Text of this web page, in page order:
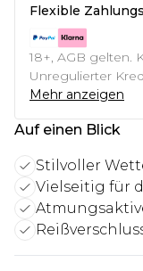
Flexible
18+, AGB gelten.
Unregulierter
Mehr anzeigen
Auf einen Blick
Stilvoller
Vielseitig für